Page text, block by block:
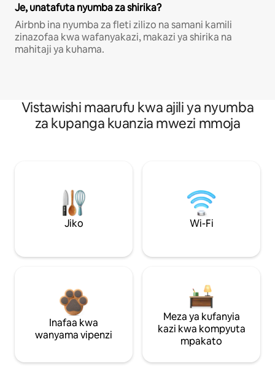
Je, unatafuta nyumba za shirika?
Airbnb ina nyumba za fleti zilizo na samani kamili
zinazofaa kwa wafanyakazi, makazi ya shirika na
mahitaji ya kuhama.
Vistawishi maarufu kwa ajili ya nyumba
za kupanga kuanzia mwezi mmoja
Jiko Wi-Fi
Inafaa kwa
wanyama vipenzi
Meza ya kufanyia
kazi kwa kompyuta
mpakato